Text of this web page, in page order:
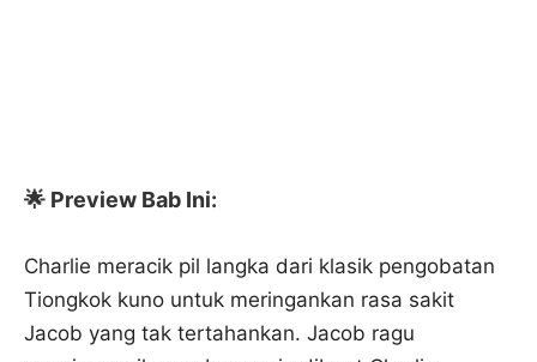
🌟 Preview Bab Ini:
Charlie meracik pil langka dari klasik pengobatan
Tiongkok kuno untuk meringankan rasa sakit
Jacob yang tak tertahankan. Jacob ragu